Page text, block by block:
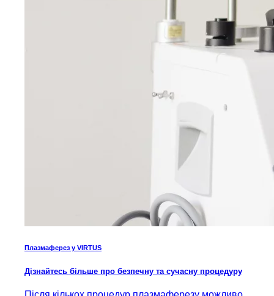
Плазмаферез у VIRTUS
Дізнайтесь більше про безпечну та сучасну процедуру